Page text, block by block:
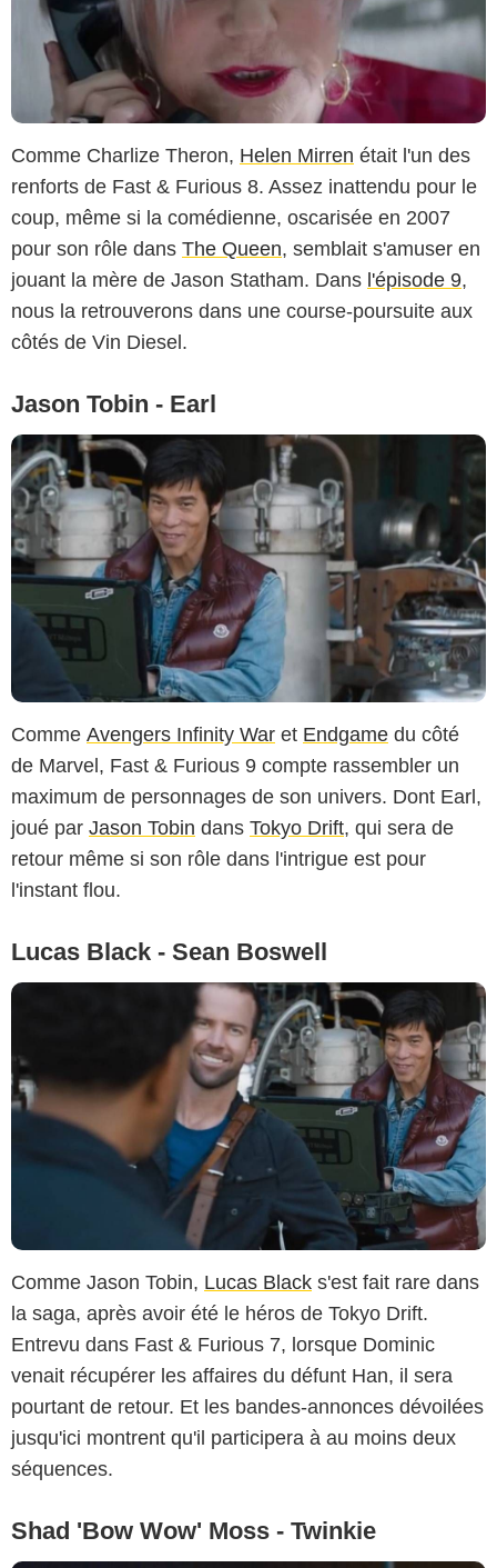
Comme Charlize Theron, Helen Mirren était l'un des
renforts de Fast & Furious 8. Assez inattendu pour le
coup, même si la comédienne, oscarisée en 2007
pour son rôle dans The Queen, semblait s'amuser en
jouant la mère de Jason Statham. Dans l'épisode 9,
nous la retrouverons dans une course-poursuite aux
côtés de Vin Diesel.
Jason Tobin - Earl
Comme Avengers Infinity War et Endgame du côté
de Marvel, Fast & Furious 9 compte rassembler un
maximum de personnages de son univers. Dont Earl,
joué par Jason Tobin dans Tokyo Drift, qui sera de
retour même si son rôle dans l'intrigue est pour
l'instant flou.
Lucas Black - Sean Boswell
Comme Jason Tobin, Lucas Black s'est fait rare dans
la saga, après avoir été le héros de Tokyo Drift.
Entrevu dans Fast & Furious 7, lorsque Dominic
venait récupérer les affaires du défunt Han, il sera
pourtant de retour. Et les bandes-annonces dévoilées
jusqu'ici montrent qu'il participera à au moins deux
séquences.
Shad 'Bow Wow' Moss - Twinkie